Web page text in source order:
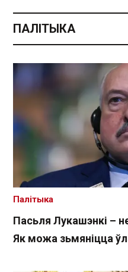
ПАЛІТЫКА
Пасьля Лукашэнкі –
Як можа зьмяніцца
Палітыка